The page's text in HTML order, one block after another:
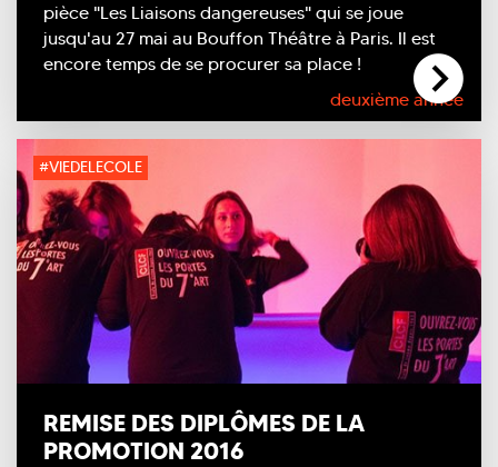
deuxième année
pièce "Les Liaisons dangereuses" qui se joue
jusqu'au 27 mai au Bouffon Théâtre à Paris. Il est
encore temps de se procurer sa place !
#VIEDELECOLE
REMISE DES DIPLÔMES DE LA
PROMOTION 2016